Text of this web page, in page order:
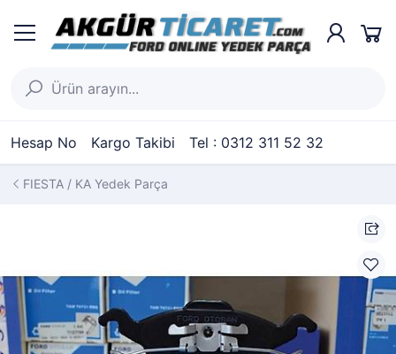
Hesap No Kargo Takibi Tel : 0312 311 52 32
FIESTA / KA Yedek Parça